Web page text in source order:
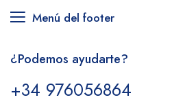
Menú del footer
¿Podemos ayudarte?
+34 976056864